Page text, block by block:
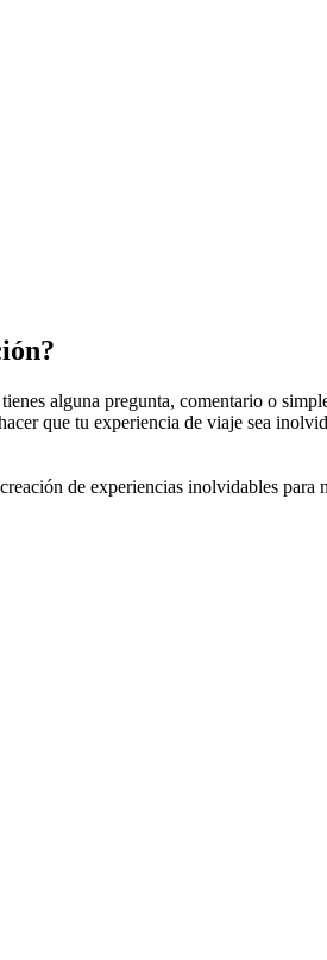
alguna pregunta, comentario o
que tu experiencia de viaje sea
de experiencias inolvidables para